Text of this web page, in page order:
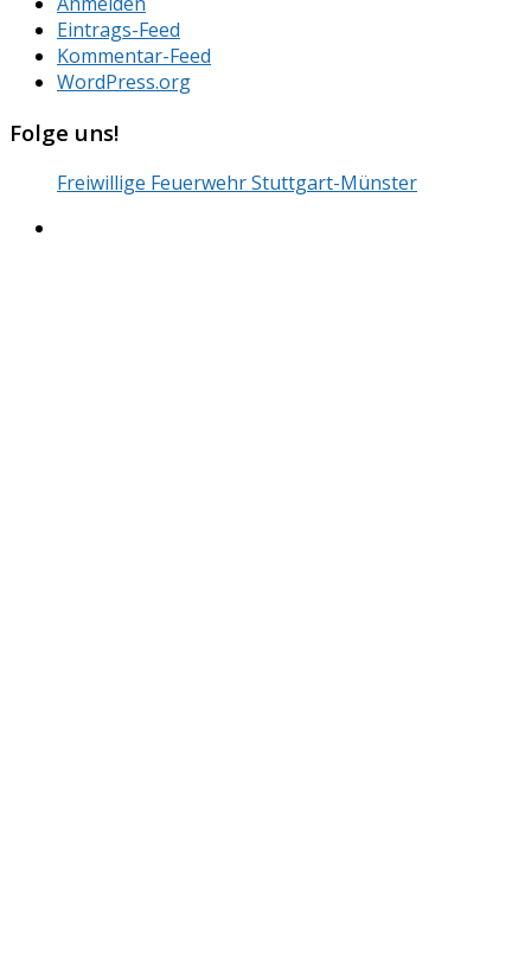
Eintrags-Feed
Kommentar-Feed
WordPress.org
Folge uns!
Freiwillige Feuerwehr Stuttgart-Münster